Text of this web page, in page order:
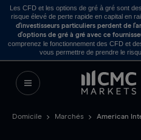
Les CFD et les options de gré à gré sont
risque élevé de perte rapide en capital en
d’investisseurs particuliers perdent de
d’options de gré à gré avec ce
comprenez le fonctionnement des CFD et
vous permettre de prendre le
Domicile Marchés American